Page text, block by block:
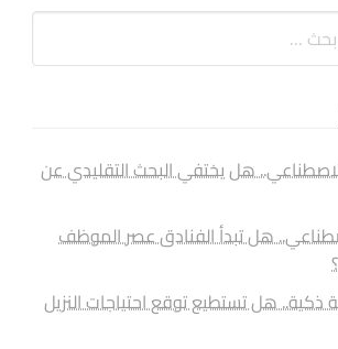
هل يختفي البحث التقليدي عن
هل تبدأ الفنادق عصر الموظف
ذكية.. هل تستطيع توقع احتياجات النزيل